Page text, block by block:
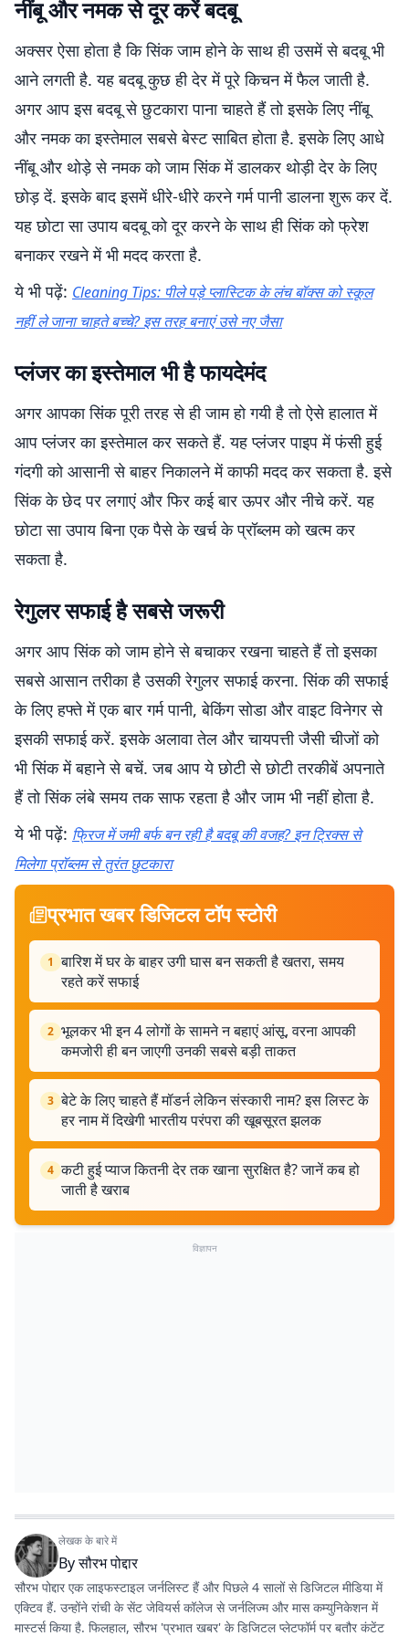
नींबू और नमक से दूर करें बदबू
अक्सर ऐसा होता है कि सिंक जाम होने के साथ ही उसमें से बदबू भी
आने लगती है. यह बदबू कुछ ही देर में पूरे किचन में फैल जाती है.
अगर आप इस बदबू से छुटकारा पाना चाहते हैं तो इसके लिए नींबू
और नमक का इस्तेमाल सबसे बेस्ट साबित होता है. इसके लिए आधे
नींबू और थोड़े से नमक को जाम सिंक में डालकर थोड़ी देर के लिए
छोड़ दें. इसके बाद इसमें धीरे-धीरे करने गर्म पानी डालना शुरू कर दें.
यह छोटा सा उपाय बदबू को दूर करने के साथ ही सिंक को फ्रेश
बनाकर रखने में भी मदद करता है.
ये भी पढ़ें: Cleaning Tips: पीले पड़े प्लास्टिक के लंच बॉक्स को स्कूल
नहीं ले जाना चाहते बच्चे? इस तरह बनाएं उसे नए जैसा
प्लंजर का इस्तेमाल भी है फायदेमंद
अगर आपका सिंक पूरी तरह से ही जाम हो गयी है तो ऐसे हालात में
आप प्लंजर का इस्तेमाल कर सकते हैं. यह प्लंजर पाइप में फंसी हुई
गंदगी को आसानी से बाहर निकालने में काफी मदद कर सकता है. इसे
सिंक के छेद पर लगाएं और फिर कई बार ऊपर और नीचे करें. यह
छोटा सा उपाय बिना एक पैसे के खर्च के प्रॉब्लम को खत्म कर
सकता है.
रेगुलर सफाई है सबसे जरूरी
अगर आप सिंक को जाम होने से बचाकर रखना चाहते हैं तो इसका
सबसे आसान तरीका है उसकी रेगुलर सफाई करना. सिंक की सफाई
के लिए हफ्ते में एक बार गर्म पानी, बेकिंग सोडा और वाइट विनेगर से
इसकी सफाई करें. इसके अलावा तेल और चायपत्ती जैसी चीजों को
भी सिंक में बहाने से बचें. जब आप ये छोटी से छोटी तरकीबें अपनाते
हैं तो सिंक लंबे समय तक साफ रहता है और जाम भी नहीं होता है.
ये भी पढ़ें: फ्रिज में जमी बर्फ बन रही है बदबू की वजह? इन ट्रिक्स से
मिलेगा प्रॉब्लम से तुरंत छुटकारा
प्रभात खबर डिजिटल टॉप स्टोरी
1 बारिश में घर के बाहर उगी घास बन सकती है खतरा, समय
रहते करें सफाई
2 भूलकर भी इन 4 लोगों के सामने न बहाएं आंसू, वरना आपकी
कमजोरी ही बन जाएगी उनकी सबसे बड़ी ताकत
3 बेटे के लिए चाहते हैं मॉडर्न लेकिन संस्कारी नाम? इस लिस्ट के
हर नाम में दिखेगी भारतीय परंपरा की खूबसूरत झलक
4 कटी हुई प्याज कितनी देर तक खाना सुरक्षित है? जानें कब हो
जाती है खराब
विज्ञापन
लेखक के बारे में
Byसौरभ पोद्दार
सौरभ पोद्दार एक लाइफस्टाइल जर्नलिस्ट हैं और पिछले 4 सालों से डिजिटल मीडिया में
एक्टिव हैं. उन्होंने रांची के सेंट जेवियर्स कॉलेज से जर्नलिज्म और मास कम्युनिकेशन में
मास्टर्स किया है. फिलहाल, सौरभ 'प्रभात खबर' के डिजिटल प्लेटफॉर्म पर बतौर कंटेंट